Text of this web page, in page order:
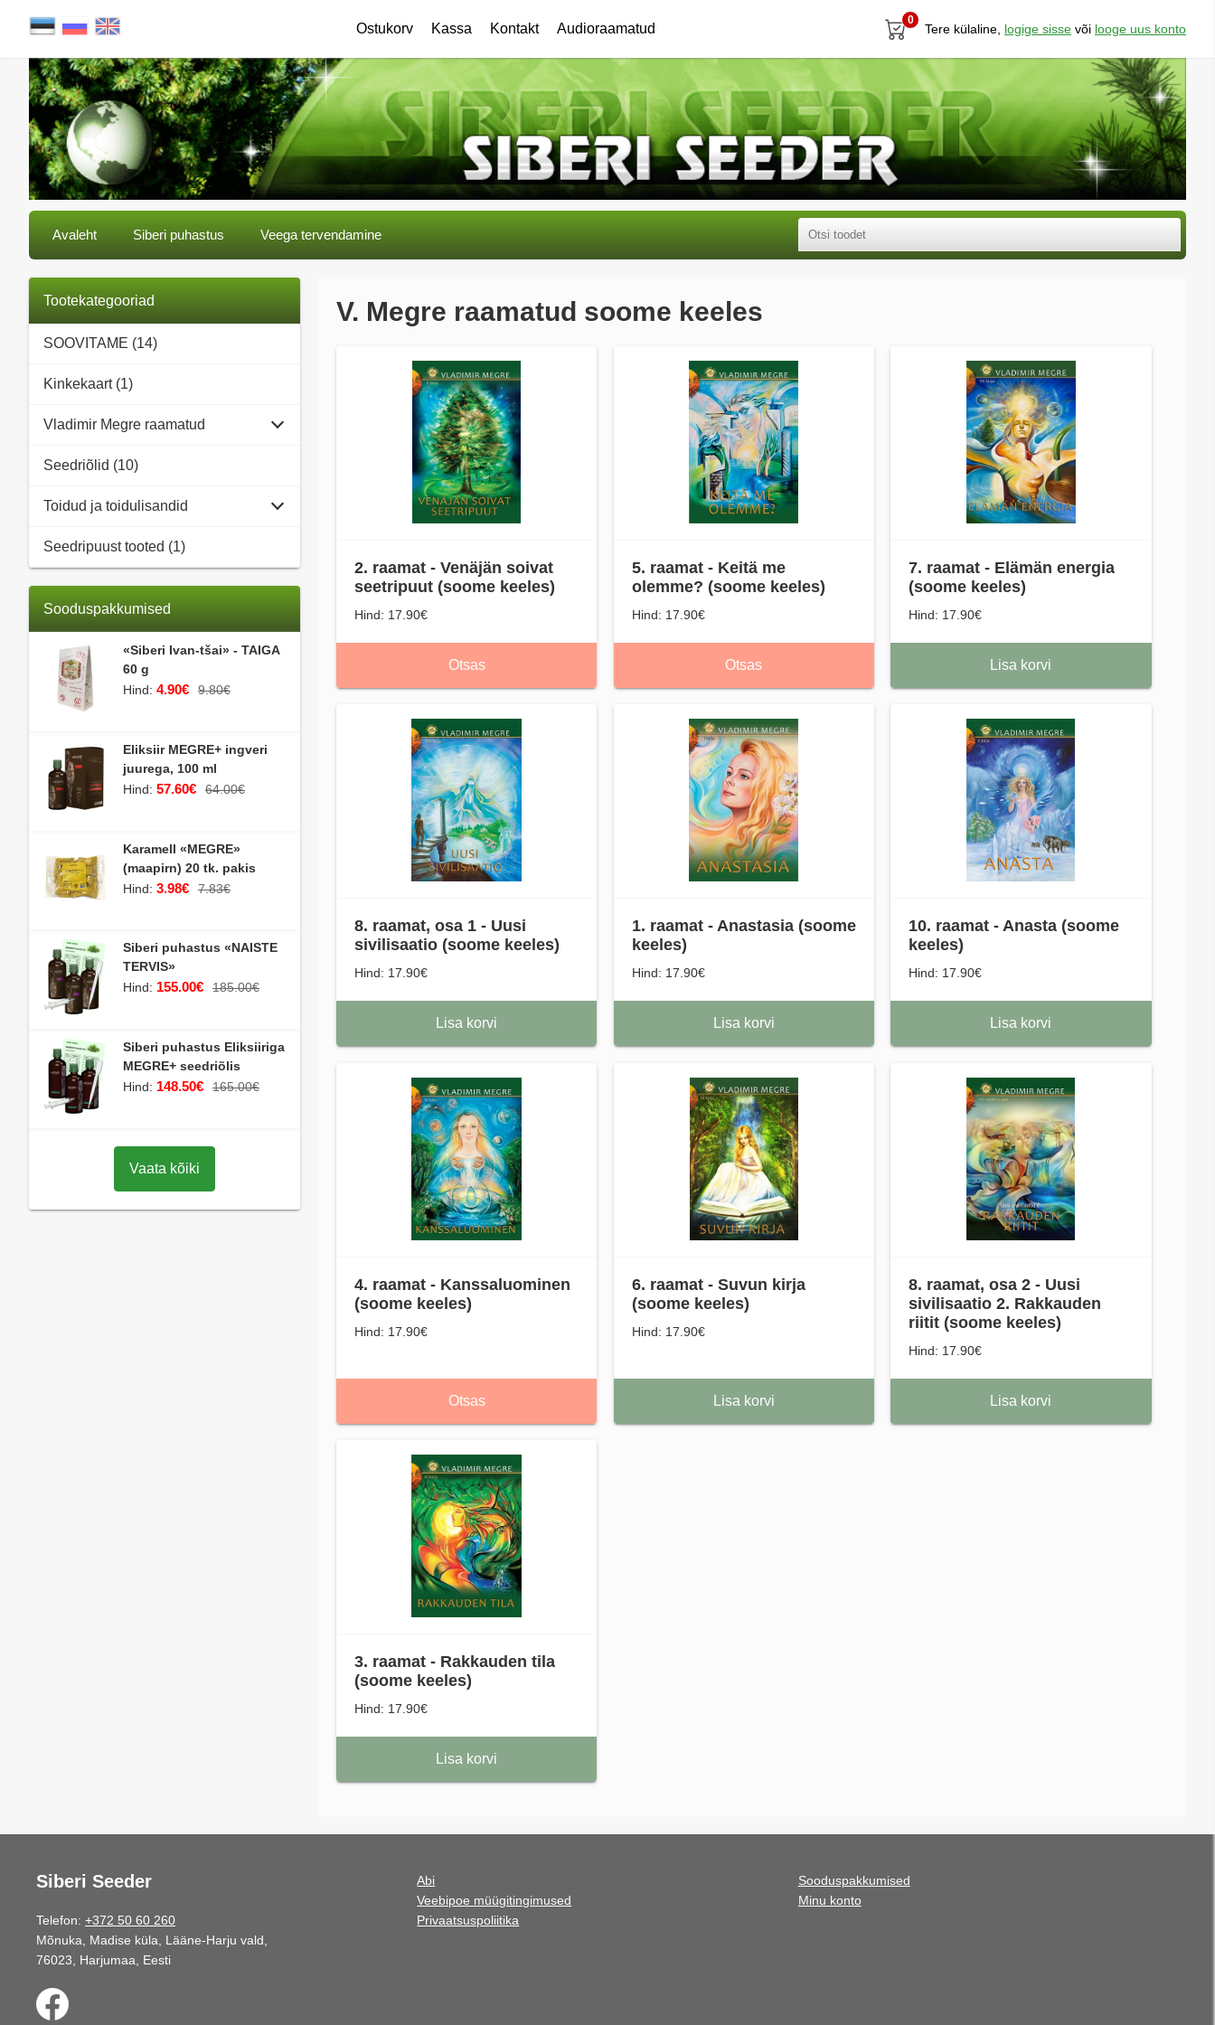
Ostukorv Kassa Kontakt Audioraamatud
0
Tere külaline, logige sisse või looge uus konto
Avaleht Siberi puhastus Veega tervendamine
Tootekategooriad
SOOVITAME (14)
Kinkekaart (1)
Vladimir Megre raamatud
Seedriõlid (10)
Toidud ja toidulisandid
Seedripuust tooted (1)
Sooduspakkumised
«Siberi Ivan-tšai» - TAIGA
60 g
Hind: 4.90€ 9.80€
Eliksiir MEGRE+ ingveri
juurega, 100 ml
Hind: 57.60€ 64.00€
Karamell «MEGRE»
(maapirn) 20 tk. pakis
Hind: 3.98€ 7.83€
Siberi puhastus «NAISTE
TERVIS»
Hind: 155.00€ 185.00€
Siberi puhastus Eliksiiriga
MEGRE+ seedriõlis
Hind: 148.50€ 165.00€
Vaata kõiki
V. Megre raamatud soome keeles
2. raamat - Venäjän soivat
seetripuut (soome keeles)
Hind: 17.90€
Otsas
5. raamat - Keitä me
olemme? (soome keeles)
Hind: 17.90€
Otsas
7. raamat - Elämän energia
(soome keeles)
Hind: 17.90€
Lisa korvi
8. raamat, osa 1 - Uusi
sivilisaatio (soome keeles)
Hind: 17.90€
Lisa korvi
1. raamat - Anastasia (soome
keeles)
Hind: 17.90€
Lisa korvi
10. raamat - Anasta (soome
keeles)
Hind: 17.90€
Lisa korvi
4. raamat - Kanssaluominen
(soome keeles)
Hind: 17.90€
Otsas
6. raamat - Suvun kirja
(soome keeles)
Hind: 17.90€
Lisa korvi
8. raamat, osa 2 - Uusi
sivilisaatio 2. Rakkauden
riitit (soome keeles)
Hind: 17.90€
Lisa korvi
3. raamat - Rakkauden tila
(soome keeles)
Hind: 17.90€
Lisa korvi
Siberi Seeder
Telefon: +372 50 60 260
Mõnuka, Madise küla, Lääne-Harju vald,
76023, Harjumaa, Eesti
Abi
Veebipoe müügitingimused
Privaatsuspoliitika
Sooduspakkumised
Minu konto